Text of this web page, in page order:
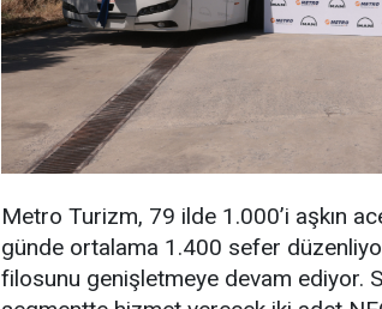
Metro Turizm, 79 ilde 1.000’i aşkın
günde ortalama 1.400 sefer
filosunu genişletmeye devam ediyor.